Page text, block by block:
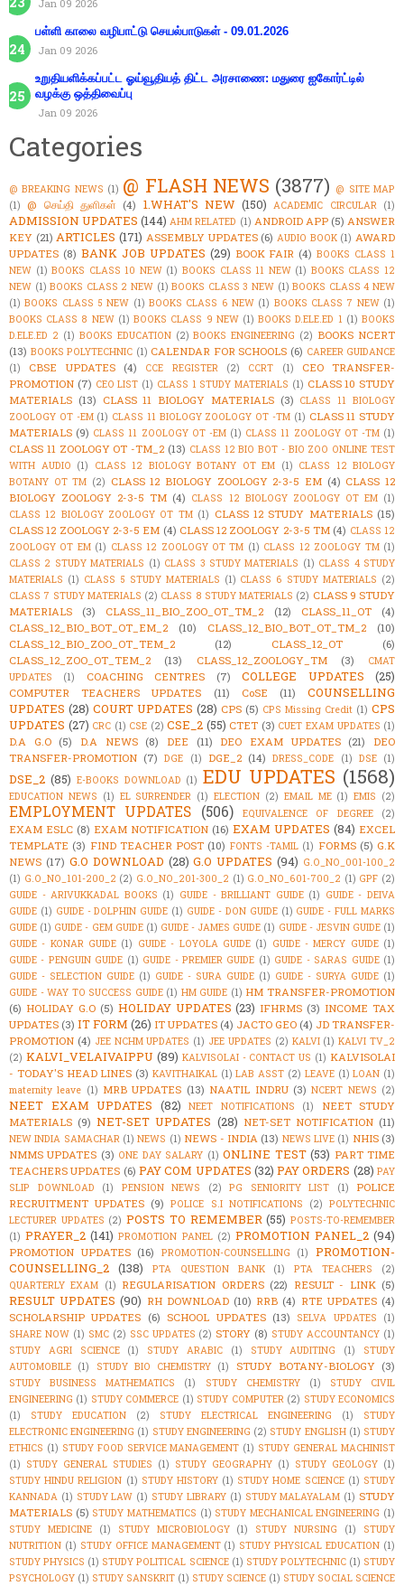
Jan 09 2026
பள்ளி காலை வழிபாட்டு செயல்பாடுகள் - 09.01.2026
Jan 09 2026
உறுதியளிக்கப்பட்ட ஓய்வூதியத் திட்ட அரசாணை: மதுரை ஐகோர்ட்டில்
வழக்கு ஒத்திவைப்பு
Jan 09 2026
Categories
@ BREAKING NEWS (1) @ FLASH NEWS (3877) @ SITE MAP
(1) @ செய்தி துளிகள் (4) 1.WHAT'S NEW (150) ACADEMIC CIRCULAR (1)
ADMISSION UPDATES (144) AHM RELATED (1) ANDROID APP (5) ANSWER
KEY (21) ARTICLES (171) ASSEMBLY UPDATES (6) AUDIO BOOK (1) AWARD
UPDATES (8) BANK JOB UPDATES (29) BOOK FAIR (4) BOOKS CLASS 1
NEW (1) BOOKS CLASS 10 NEW (1) BOOKS CLASS 11 NEW (1) BOOKS CLASS 12
NEW (1) BOOKS CLASS 2 NEW (1) BOOKS CLASS 3 NEW (1) BOOKS CLASS 4 NEW
(1) BOOKS CLASS 5 NEW (1) BOOKS CLASS 6 NEW (1) BOOKS CLASS 7 NEW (1)
BOOKS CLASS 8 NEW (1) BOOKS CLASS 9 NEW (1) BOOKS D.ELE.ED 1 (1) BOOKS
D.ELE.ED 2 (1) BOOKS EDUCATION (2) BOOKS ENGINEERING (2) BOOKS NCERT
(13) BOOKS POLYTECHNIC (1) CALENDAR FOR SCHOOLS (6) CAREER GUIDANCE
(1)
CBSE UPDATES (4) CCE REGISTER (2) CCRT (1)
CEO TRANSFER-
PROMOTION (7) CEO LIST (1) CLASS 1 STUDY MATERIALS (1) CLASS 10 STUDY
MATERIALS (13) CLASS 11 BIOLOGY MATERIALS (3) CLASS 11 BIOLOGY
ZOOLOGY OT -EM (1) CLASS 11 BIOLOGY ZOOLOGY OT -TM (1) CLASS 11 STUDY
MATERIALS (9) CLASS 11 ZOOLOGY OT -EM (1) CLASS 11 ZOOLOGY OT -TM (1)
CLASS 11 ZOOLOGY OT -TM_2 (13) CLASS 12 BIO BOT - BIO ZOO ONLINE TEST
WITH AUDIO (1) CLASS 12 BIOLOGY BOTANY OT EM (1) CLASS 12 BIOLOGY
BOTANY OT TM (2) CLASS 12 BIOLOGY ZOOLOGY 2-3-5 EM (4) CLASS 12
BIOLOGY ZOOLOGY 2-3-5 TM (4) CLASS 12 BIOLOGY ZOOLOGY OT EM (1)
CLASS 12 BIOLOGY ZOOLOGY OT TM (1) CLASS 12 STUDY MATERIALS (15)
CLASS 12 ZOOLOGY 2-3-5 EM (4) CLASS 12 ZOOLOGY 2-3-5 TM (4) CLASS 12
ZOOLOGY OT EM (1) CLASS 12 ZOOLOGY OT TM (1) CLASS 12 ZOOLOGY TM (1)
CLASS 2 STUDY MATERIALS (1) CLASS 3 STUDY MATERIALS (1) CLASS 4 STUDY
MATERIALS (1) CLASS 5 STUDY MATERIALS (1) CLASS 6 STUDY MATERIALS (2)
CLASS 7 STUDY MATERIALS (2) CLASS 8 STUDY MATERIALS (2) CLASS 9 STUDY
MATERIALS
(3) CLASS_11_BIO_ZOO_OT_TM_2 (12) CLASS_11_OT
(4)
CLASS_12_BIO_BOT_OT_EM_2
(10) CLASS_12_BIO_BOT_OT_TM_2
(10)
CLASS_12_BIO_ZOO_OT_TEM_2
(12) CLASS_12_OT
(6)
CLASS_12_ZOO_OT_TEM_2
(13) CLASS_12_ZOOLOGY_TM (3)
CMAT
UPDATES
(1) COACHING CENTRES (7) COLLEGE UPDATES (25)
COMPUTER TEACHERS UPDATES (11) CoSE (11)
COUNSELLING
UPDATES (28) COURT UPDATES (28) CPS (5) CPS Missing Credit (1) CPS
UPDATES (27) CRC (1) CSE (2) CSE_2 (55) CTET (3) CUET EXAM UPDATES (1)
D.A G.O (5) D.A NEWS (8) DEE (11) DEO EXAM UPDATES (21)
DEO
TRANSFER-PROMOTION (7) DGE (1) DGE_2 (14) DRESS_CODE (1) DSE (1)
DSE_2 (85) E-BOOKS DOWNLOAD (1) EDU UPDATES (1568)
EDUCATION NEWS (1) EL SURRENDER (1) ELECTION (2) EMAIL ME (1) EMIS (2)
EMPLOYMENT UPDATES (506) EQUIVALENCE OF DEGREE (2)
EXAM ESLC (8) EXAM NOTIFICATION (16) EXAM UPDATES (84) EXCEL
TEMPLATE (3) FIND TEACHER POST (10) FONTS -TAMIL (1) FORMS (5) G.K
NEWS (17) G.O DOWNLOAD (28) G.O UPDATES (94) G.O_NO_001-100_2
(1) G.O_NO_101-200_2 (2) G.O_NO_201-300_2 (1) G.O_NO_601-700_2 (1) GPF (2)
GUIDE - ARIVUKKADAL BOOKS (1) GUIDE - BRILLIANT GUIDE (1) GUIDE - DEIVA
GUIDE (1) GUIDE - DOLPHIN GUIDE (1) GUIDE - DON GUIDE (1) GUIDE - FULL MARKS
GUIDE (1) GUIDE - GEM GUIDE (1) GUIDE - JAMES GUIDE (1) GUIDE - JESVIN GUIDE (1)
GUIDE - KONAR GUIDE (1) GUIDE - LOYOLA GUIDE (1) GUIDE - MERCY GUIDE (1)
GUIDE - PENGUIN GUIDE (1) GUIDE - PREMIER GUIDE (1) GUIDE - SARAS GUIDE (1)
GUIDE - SELECTION GUIDE (1) GUIDE - SURA GUIDE (1) GUIDE - SURYA GUIDE (1)
GUIDE - WAY TO SUCCESS GUIDE (1) HM GUIDE (1) HM TRANSFER-PROMOTION
(6) HOLIDAY G.O (5) HOLIDAY UPDATES (23) IFHRMS (3) INCOME TAX
UPDATES (3) IT FORM (26) IT UPDATES (4) JACTO GEO (4) JD TRANSFER-
PROMOTION (4) JEE NCHM UPDATES (1) JEE UPDATES (2) KALVI (1) KALVI TV_2
(2) KALVI_VELAIVAIPPU (89) KALVISOLAI - CONTACT US (1) KALVISOLAI
- TODAY'S HEAD LINES (3) KAVITHAIKAL (1) LAB ASST (2) LEAVE (1) LOAN (1)
maternity leave (1) MRB UPDATES (13) NAATIL INDRU (3) NCERT NEWS (2)
NEET EXAM UPDATES (82) NEET NOTIFICATIONS (1)
NEET STUDY
MATERIALS (9) NET-SET UPDATES (28) NET-SET NOTIFICATION (11)
NEW INDIA SAMACHAR (1) NEWS (1) NEWS - INDIA (13) NEWS LIVE (1) NHIS (3)
NMMS UPDATES (3) ONE DAY SALARY (1) ONLINE TEST (53) PART TIME
TEACHERS UPDATES (6) PAY COM UPDATES (32) PAY ORDERS (28) PAY
SLIP DOWNLOAD
(1) PENSION NEWS (2) PG SENIORITY LIST (1)
POLICE
RECRUITMENT UPDATES (9) POLICE S.I NOTIFICATIONS (2) POLYTECHNIC
LECTURER UPDATES (2) POSTS TO REMEMBER (55) POSTS-TO-REMEMBER
(1) PRAYER_2 (141) PROMOTION PANEL (2) PROMOTION PANEL_2 (94)
PROMOTION UPDATES (16) PROMOTION-COUNSELLING (1)
PROMOTION-
COUNSELLING_2 (138) PTA QUESTION BANK (1) PTA TEACHERS
(2)
QUARTERLY EXAM (1) REGULARISATION ORDERS (22) RESULT - LINK (5)
RESULT UPDATES (90) RH DOWNLOAD (10) RRB (4) RTE UPDATES (4)
SCHOLARSHIP UPDATES (6) SCHOOL UPDATES (13) SELVA UPDATES
(1)
SHARE NOW (1) SMC (2) SSC UPDATES (2) STORY (8) STUDY ACCOUNTANCY (1)
STUDY AGRI SCIENCE
(1) STUDY ARABIC (1) STUDY AUDITING (1)
STUDY
AUTOMOBILE (1) STUDY BIO CHEMISTRY (1) STUDY BOTANY-BIOLOGY (3)
STUDY BUSINESS MATHEMATICS (1) STUDY CHEMISTRY (1)
STUDY CIVIL
ENGINEERING (1) STUDY COMMERCE (1) STUDY COMPUTER (2) STUDY ECONOMICS
(1)
STUDY EDUCATION (2) STUDY ELECTRICAL ENGINEERING (1)
STUDY
ELECTRONIC ENGINEERING (1) STUDY ENGINEERING (2) STUDY ENGLISH (1) STUDY
ETHICS (1) STUDY FOOD SERVICE MANAGEMENT (1) STUDY GENERAL MACHINIST
(1) STUDY GENERAL STUDIES (1) STUDY GEOGRAPHY (1) STUDY GEOLOGY (1)
STUDY HINDU RELIGION (1) STUDY HISTORY (1) STUDY HOME SCIENCE (1) STUDY
KANNADA (1) STUDY LAW (1) STUDY LIBRARY (1) STUDY MALAYALAM (1) STUDY
MATERIALS (5) STUDY MATHEMATICS (1) STUDY MECHANICAL ENGINEERING (1)
STUDY MEDICINE
(1) STUDY MICROBIOLOGY (1) STUDY NURSING (1)
STUDY
NUTRITION (1) STUDY OFFICE MANAGEMENT (1) STUDY PHYSICAL EDUCATION (1)
STUDY PHYSICS (1) STUDY POLITICAL SCIENCE (1) STUDY POLYTECHNIC (1) STUDY
PSYCHOLOGY (1) STUDY SANSKRIT (1) STUDY SCIENCE (1) STUDY SOCIAL SCIENCE